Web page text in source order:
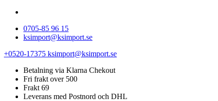
0705-85 96 15
ksimport@ksimport.se
+0520-17375 ksimport@ksimport.se
Betalning via Klarna Chekout
Fri frakt over 500
Frakt 69
Leverans med Postnord och DHL